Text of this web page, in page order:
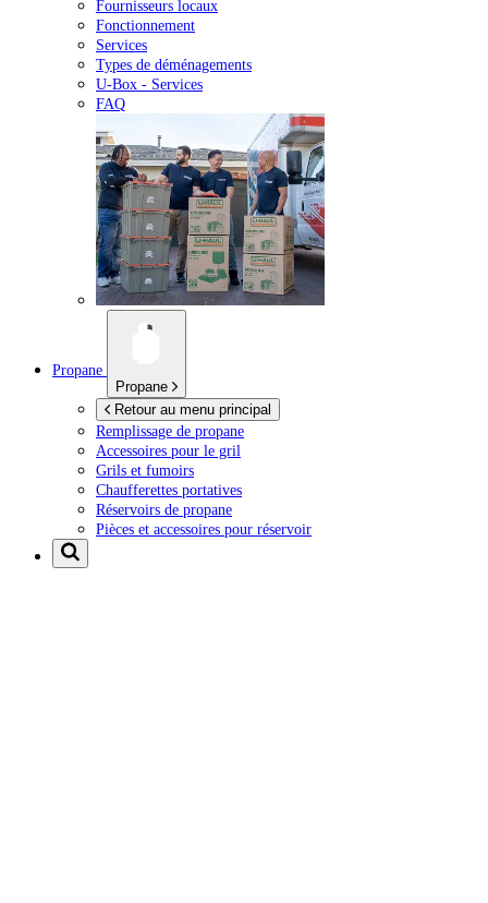
Fournisseurs locaux
Fonctionnement
Services
Types de déménagements
U-Box - Services
FAQ
Propane
Propane
Retour au menu principal
Remplissage de propane
Accessoires pour le gril
Grils et fumoirs
Chaufferettes portatives
Réservoirs de propane
Pièces et accessoires pour réservoir